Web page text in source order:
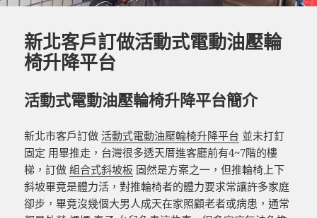
新北客戶訂做活動式電動油壓輪
椅升降平台
活動式電動油壓輪椅升降平台簡介
新北市客戶訂做活動式電動油壓輪椅升降平台 並未打釘
固定 用畢推走，台灣很多透天厝進客廳前有4~7階的樓
梯，訂做組合式斜坡板 固然是方案之一，但推輪椅上下
斜坡畢竟是體力活，對推輪椅者的體力要求常讓許多家庭
卻步，畢竟沒幾個大男人成天在家照顧老者或病患，通常